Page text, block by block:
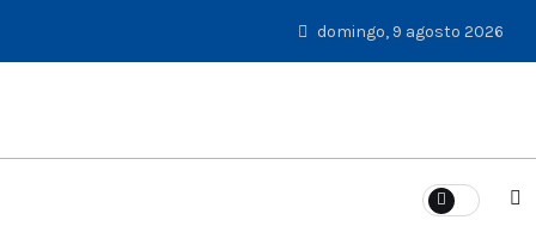
domingo, 9 agosto 2026